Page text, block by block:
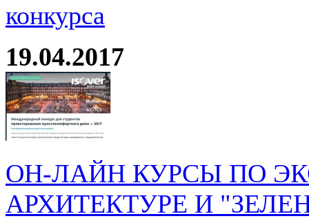
конкурса
19.04.2017
ОН-ЛАЙН КУРСЫ ПО
АРХИТЕКТУРЕ И